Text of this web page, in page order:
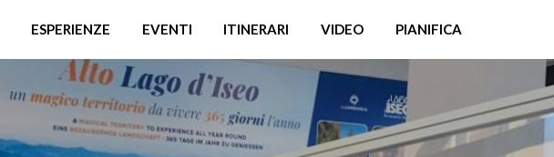
ESPERIENZE EVENTI ITINERARI VIDEO PIANIFICA